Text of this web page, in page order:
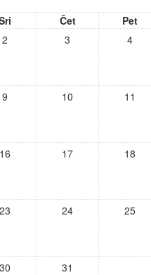
Čet Pet
2 3 4
9 10 11
16 17 18
23 24 25
30 31